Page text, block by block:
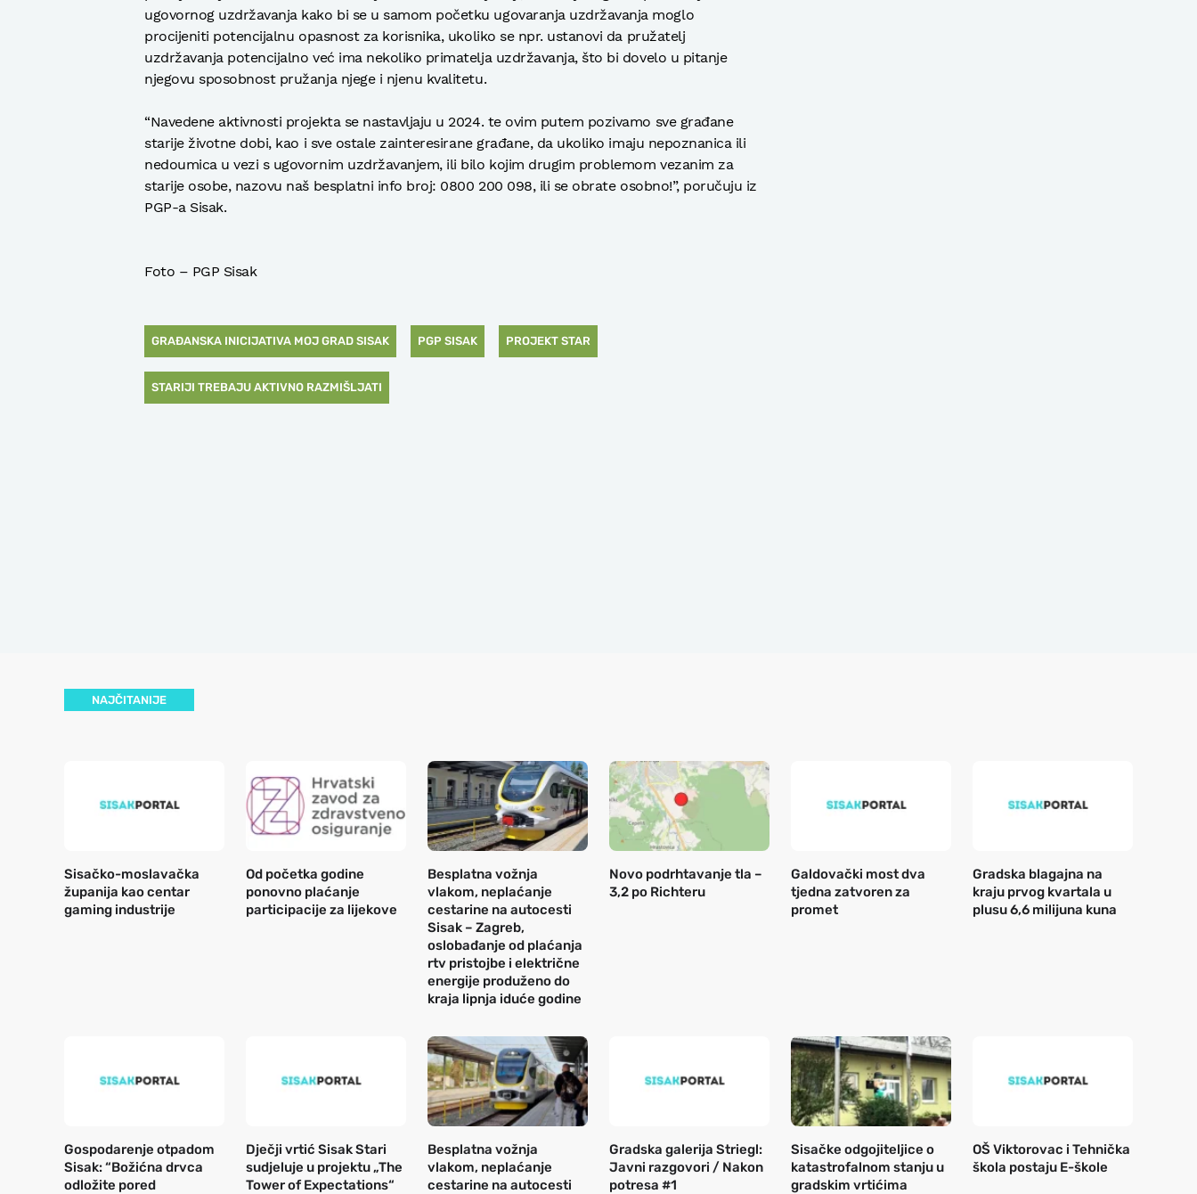
ugovornog uzdržavanja kako bi se u samom početku ugovaranja uzdržavanja moglo
procijeniti potencijalnu opasnost za korisnika, ukoliko se npr. ustanovi da pružatelj
uzdržavanja potencijalno već ima nekoliko primatelja uzdržavanja, što bi dovelo u pitanje
njegovu sposobnost pružanja njege i njenu kvalitetu.
“Navedene aktivnosti projekta se nastavljaju u 2024. te ovim putem pozivamo sve građane
starije životne dobi, kao i sve ostale zainteresirane građane, da ukoliko imaju nepoznanica ili
nedoumica u vezi s ugovornim uzdržavanjem, ili bilo kojim drugim problemom vezanim za
starije osobe, nazovu naš besplatni info broj: 0800 200 098, ili se obrate osobno!”, poručuju iz
PGP-a Sisak.
Foto – PGP Sisak
GRAĐANSKA INICIJATIVA MOJ GRAD SISAK PGP SISAK PROJEKT STAR
STARIJI TREBAJU AKTIVNO RAZMIŠLJATI
NAJČITANIJE
Sisačko-moslavačka
županija kao centar
gaming industrije
Od početka godine
ponovno plaćanje
participacije za lijekove
Besplatna vožnja
vlakom, neplaćanje
cestarine na autocesti
Sisak – Zagreb,
oslobađanje od plaćanja
rtv pristojbe i električne
energije produženo do
kraja lipnja iduće godine
Novo podrhtavanje tla –
3,2 po Richteru
Galdovački most dva
tjedna zatvoren za
promet
Gradska blagajna na
kraju prvog kvartala u
plusu 6,6 milijuna kuna
Gospodarenje otpadom
Sisak: “Božićna drvca
odložite pored
Dječji vrtić Sisak Stari
sudjeluje u projektu „The
Tower of Expectations“
Besplatna vožnja
vlakom, neplaćanje
cestarine na autocesti
Gradska galerija Striegl:
Javni razgovori / Nakon
potresa #1
Sisačke odgojiteljice o
katastrofalnom stanju u
gradskim vrtićima
OŠ Viktorovac i Tehnička
škola postaju E-škole